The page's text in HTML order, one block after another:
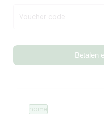
Voucher code
Betalen
name